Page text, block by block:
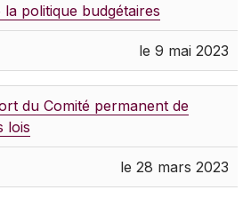
politique budgétaires
le 9 mai 2023
du Comité permanent de
lois
le 28 mars 2023